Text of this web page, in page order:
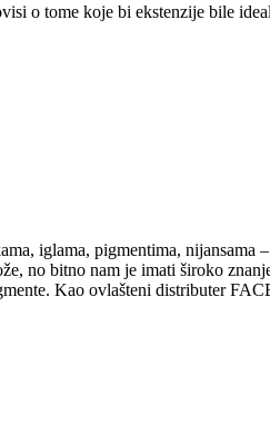
o tome koje bi ekstenzije bile
iglama, pigmentima,
no bitno nam je imati široko
Kao ovlašteni distributer